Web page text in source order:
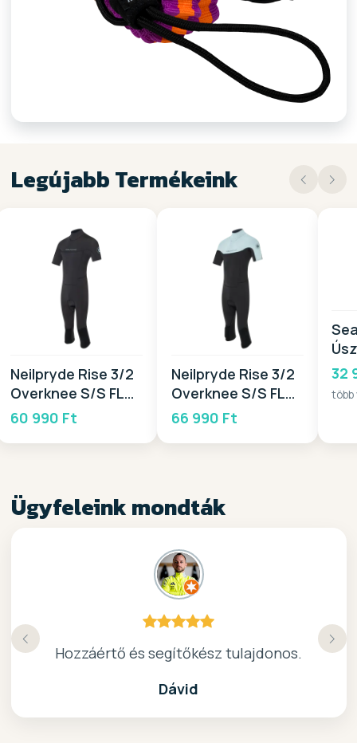
Legújabb Termékeink
Neilpryde Rise 3/2
Overknee S/S FL
BZ 2026
60 990 Ft
Neilpryde Rise 3/2
Overknee S/S FL
BZ 2026
66 990 Ft
32
Ügyfeleink mondták
Hozzáértő és segítőkész tulajdonos.
Dávid
kiváló surf-ös bolt .. ajánlom!
Nagyon kedves elado, jo kis bolt :)
Köszönöm a gyors, barátságos kiszolgálast.